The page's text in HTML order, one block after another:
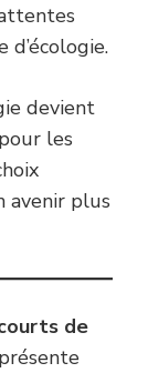
d’écologie.
devient
les
avenir plus
de